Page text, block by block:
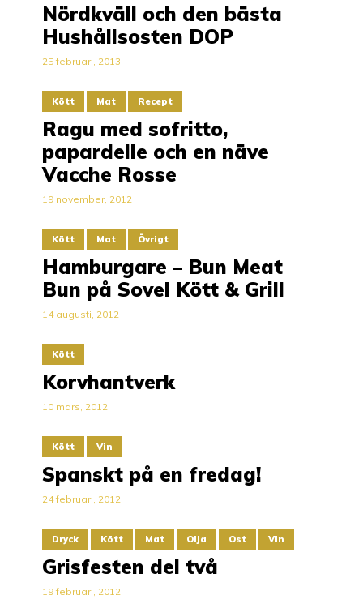
Nördkväll och den bästa
Hushållsosten DOP
25 februari, 2013
Kött Mat Recept
Ragu med sofritto,
papardelle och en näve
Vacche Rosse
19 november, 2012
Kött Mat Övrigt
Hamburgare – Bun Meat
Bun på Sovel Kött & Grill
14 augusti, 2012
Kött
Korvhantverk
10 mars, 2012
Kött Vin
Spanskt på en fredag!
24 februari, 2012
Dryck Kött Mat Olja Ost Vin
Grisfesten del två
19 februari, 2012